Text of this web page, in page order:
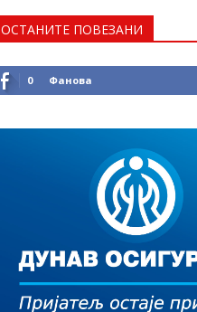
ОСТАНИТЕ ПОВЕЗАНИ
0 Фанова